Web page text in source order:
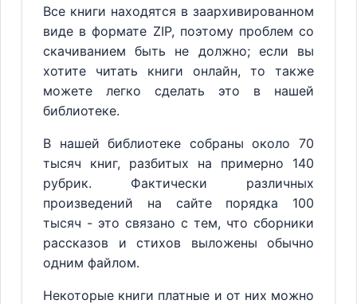
Все книги находятся в заархивированном
виде в формате ZIP, поэтому проблем со
скачиванием быть не должно; если вы
хотите читать книги онлайн, то также
можете легко сделать это в нашей
библиотеке.
В нашей библиотеке собраны около 70
тысяч книг, разбитых на примерно 140
рубрик. Фактически различных
произведений на сайте порядка 100
тысяч - это связано с тем, что сборники
рассказов и стихов выложены обычно
одним файлом.
Некоторые книги платные и от них можно